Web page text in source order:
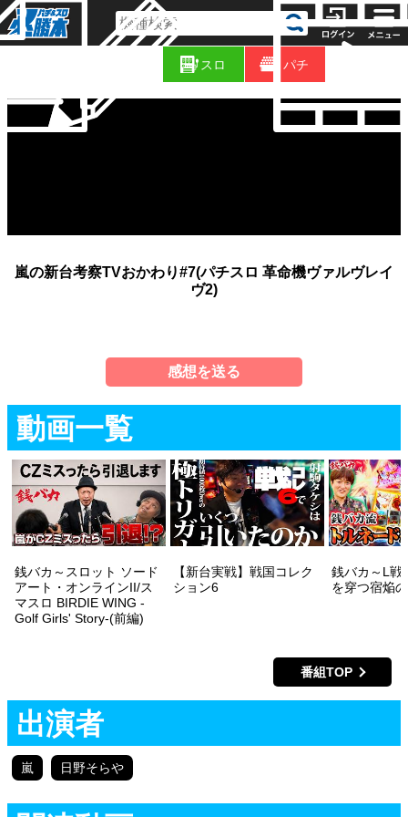
コ
ラ
ム
スロ パチ
嵐の新台考察TVおかわり#7(パチスロ 革命機ヴァルヴレイ
ヴ2)
感想を送る
動画一覧
銭バカ～スロット ソード
アート・オンラインII/ス
マスロ BIRDIE WING -
Golf Girls' Story-(前編)
【新台実戦】戦国コレク
ション6
銭バカ～L戦
を穿つ宿焔
番組TOP
出演者
嵐 日野そらや